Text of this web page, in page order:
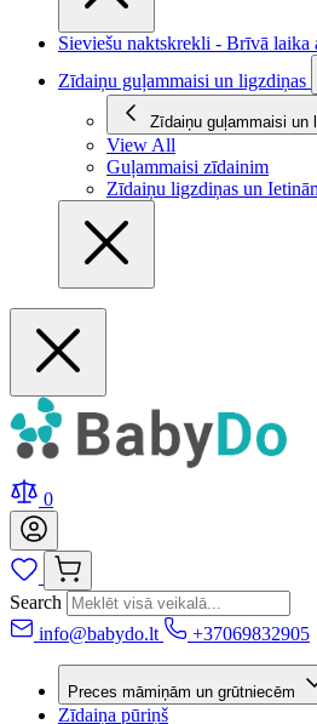
Sieviešu naktskrekli - Brīvā laika
Zīdaiņu guļammaisi un ligzdiņas
Zīdaiņu guļammaisi un
View All
Guļammaisi zīdainim
Zīdaiņu ligzdiņas un
0
Search
info@babydo.lt
+37069832905
Preces māmiņām un grūtniecēm
Zīdaiņa pūriņš